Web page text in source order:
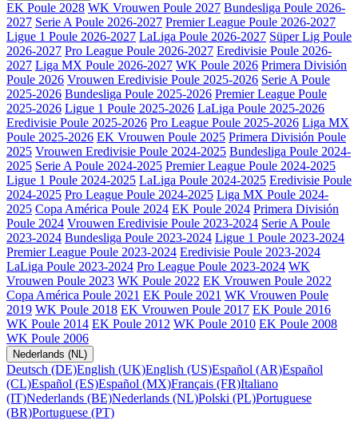
EK Poule 2028 WK Vrouwen Poule 2027 Bundesliga Poule 2026-
2027 Serie A Poule 2026-2027 Premier League Poule 2026-2027
Ligue 1 Poule 2026-2027 LaLiga Poule 2026-2027 Süper Lig Poule
2026-2027 Pro League Poule 2026-2027 Eredivisie Poule 2026-
2027 Liga MX Poule 2026-2027 WK Poule 2026 Primera División
Poule 2026 Vrouwen Eredivisie Poule 2025-2026 Serie A Poule
2025-2026 Bundesliga Poule 2025-2026 Premier League Poule
2025-2026 Ligue 1 Poule 2025-2026 LaLiga Poule 2025-2026
Eredivisie Poule 2025-2026 Pro League Poule 2025-2026 Liga MX
Poule 2025-2026 EK Vrouwen Poule 2025 Primera División Poule
2025 Vrouwen Eredivisie Poule 2024-2025 Bundesliga Poule 2024-
2025 Serie A Poule 2024-2025 Premier League Poule 2024-2025
Ligue 1 Poule 2024-2025 LaLiga Poule 2024-2025 Eredivisie Poule
2024-2025 Pro League Poule 2024-2025 Liga MX Poule 2024-
2025 Copa América Poule 2024 EK Poule 2024 Primera División
Poule 2024 Vrouwen Eredivisie Poule 2023-2024 Serie A Poule
2023-2024 Bundesliga Poule 2023-2024 Ligue 1 Poule 2023-2024
Premier League Poule 2023-2024 Eredivisie Poule 2023-2024
LaLiga Poule 2023-2024 Pro League Poule 2023-2024 WK
Vrouwen Poule 2023 WK Poule 2022 EK Vrouwen Poule 2022
Copa América Poule 2021 EK Poule 2021 WK Vrouwen Poule
2019 WK Poule 2018 EK Vrouwen Poule 2017 EK Poule 2016
WK Poule 2014 EK Poule 2012 WK Poule 2010 EK Poule 2008
WK Poule 2006
Nederlands (NL)
Deutsch (DE)English (UK)English (US)Español (AR)Español
(CL)Español (ES)Español (MX)Français (FR)Italiano
(IT)Nederlands (BE)Nederlands (NL)Polski (PL)Portuguese
(BR)Portuguese (PT)